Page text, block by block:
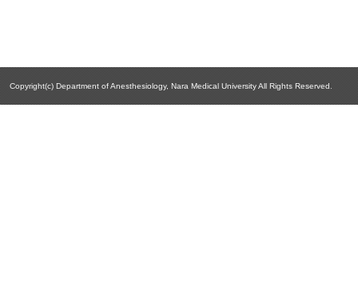
Copyright(c) Department of Anesthesiology, Nara Medical University All Rights Reserved.